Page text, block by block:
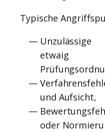
Typische
etwaig
und Aufsicht,
oder